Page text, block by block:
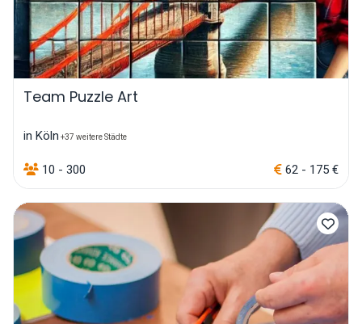
Team Puzzle Art
in Köln +37 weitere Städte
10 - 300 62 - 175 €